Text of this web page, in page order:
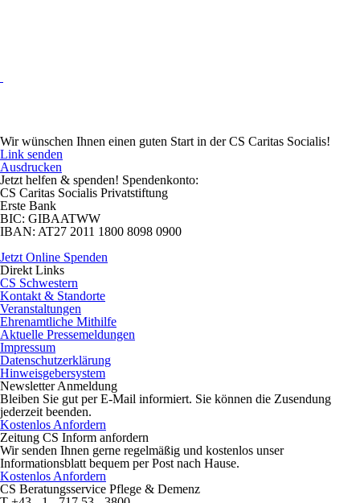
Wir wünschen Ihnen einen guten Start in der CS Caritas Socialis!
Link senden
Ausdrucken
Jetzt helfen & spenden! Spendenkonto:
CS Caritas Socialis Privatstiftung
Erste Bank
BIC: GIBAATWW
IBAN: AT27 2011 1800 8098 0900
Jetzt Online Spenden
Direkt Links
CS Schwestern
Kontakt & Standorte
Veranstaltungen
Ehrenamtliche Mithilfe
Aktuelle Pressemeldungen
Impressum
Datenschutzerklärung
Hinweisgebersystem
NewsletterAnmeldung
Bleiben Sie gut per E-Mail informiert. Sie können die Zusendung
jederzeit beenden.
Kostenlos Anfordern
Zeitung CS Inform anfordern
Wir senden Ihnen gerne regelmäßig und kostenlos unser
Informationsblatt bequem per Post nach Hause.
Kostenlos Anfordern
CS Beratungsservice Pflege & Demenz